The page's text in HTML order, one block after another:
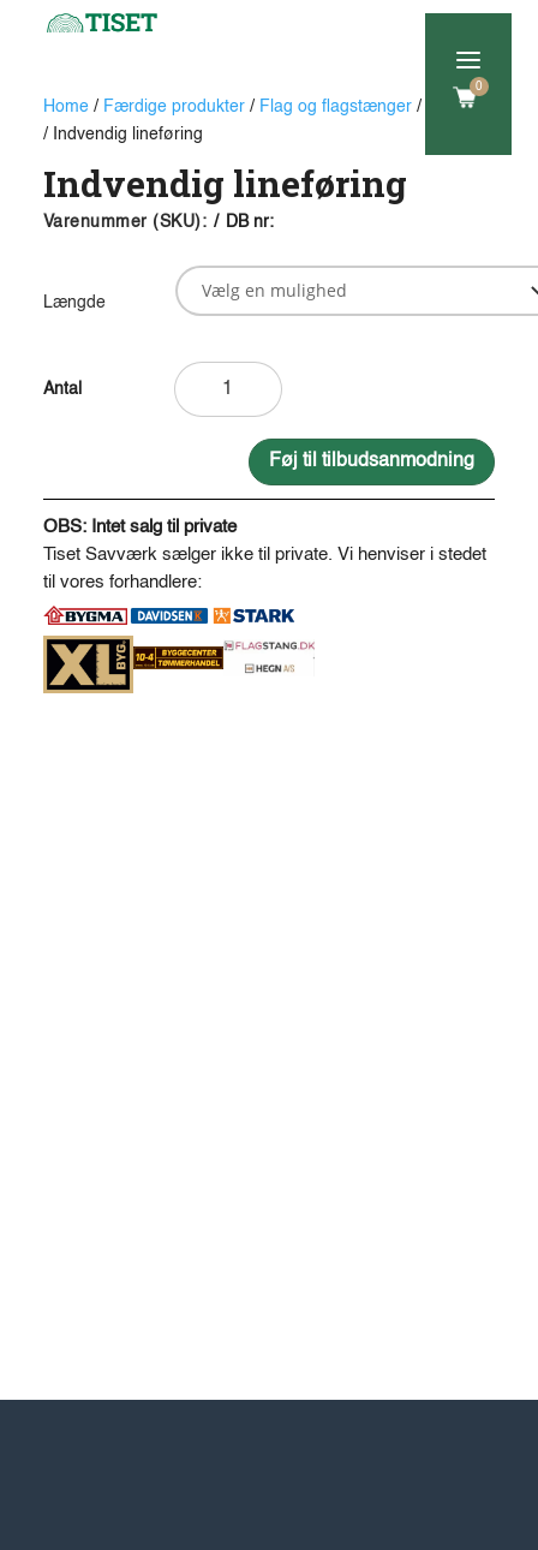
a
0
Home/ Færdige produkter/ Flag og flagstænger/
Tilbehør
/ Indvendig lineføring
Indvendig lineføring
Varenummer (SKU): / DB nr:
Længde
Føj til tilbudsanmodning
A
l
t
e
r
n
t
OBS: Intet salg til private
Tiset Savværk sælger ikke til private. Vi henviser i stedet
til vores forhandlere: